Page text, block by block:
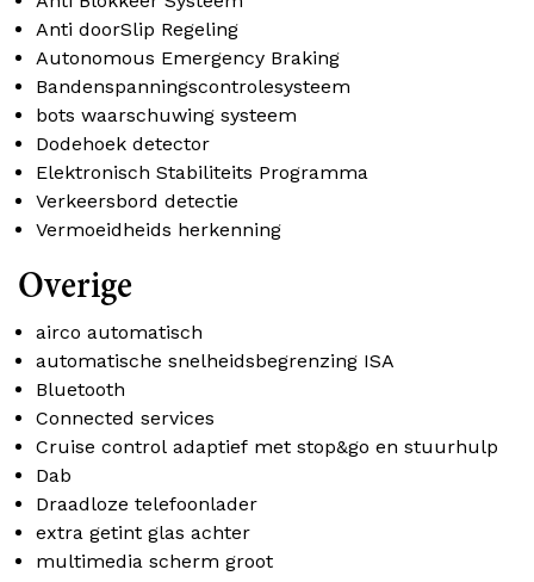
Anti doorSlip Regeling
Autonomous Emergency Braking
Bandenspanningscontrolesysteem
bots waarschuwing systeem
Dodehoek detector
Elektronisch Stabiliteits Programma
Verkeersbord detectie
Vermoeidheids herkenning
Overige
airco automatisch
automatische snelheidsbegrenzing ISA
Bluetooth
Connected services
Cruise control adaptief met stop&go en stuurhulp
Dab
Draadloze telefoonlader
extra getint glas achter
multimedia scherm groot